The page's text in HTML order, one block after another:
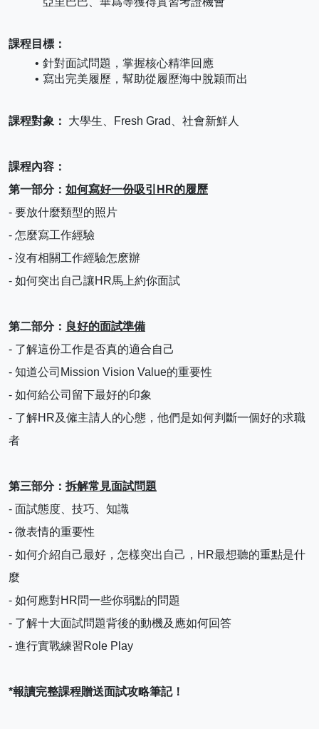
課程目標：
針對面試問題，掌握核心精準回應
寫出完美履歷，幫助從履歷海中脫穎而出
課程對象： 大學生、Fresh Grad、社會新鮮人
課程內容：
第一部分： 如何寫好一份吸引HR的履歷
- 要放什麼類型的照片
- 怎麼寫工作經驗
- 沒有相關工作經驗怎麽辦
- 如何突出自己讓HR馬上約你面試
第二部分： 良好的面試準備
- 了解這份工作是否真的適合自己
- 知道公司Mission Vision Value的重要性
- 如何給公司留下最好的印象
- 了解HR及僱主請人的心態，他們是如何判斷一個好的求職
者
第三部分： 拆解常見面試問題
- 面試態度、技巧、知識
- 微表情的重要性
- 如何介紹自己最好，怎樣突出自己，HR最想聽的重點是什
麼
- 如何應對HR問一些你弱點的問題
- 了解十大面試問題背後的動機及應如何回答
- 進行實戰練習Role Play
*報讀完整課程贈送面試攻略筆記！